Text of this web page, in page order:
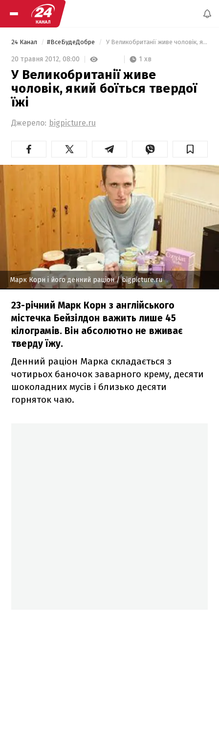
24 Канал #ВсеБудеДобре У Великобританії живе чоловік, який боїться твердої їжі
20 травня 2012, 08:00 1 хв
У Великобританії живе
чоловік, який боїться твердої
їжі
Джерело: bigpicture.ru
Марк Корн і його денний раціон/ bigpicture.ru
23-річний Марк Корн з англійського
містечка Бейзілдон важить лише 45
кілограмів. Він абсолютно не вживає
тверду їжу.
Денний раціон Марка складається з
чотирьох баночок заварного крему, десяти
шоколадних мусів і близько десяти
горняток чаю.